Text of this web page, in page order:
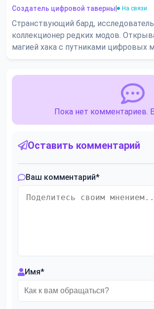
Создатель цифровой таверны На связи
Странствующий бард,
коллекционер редких модов.
магией хака с путниками цифровых
Пока нет комментариев.
Оставить комментарий
Ваш комментарий*
Имя*